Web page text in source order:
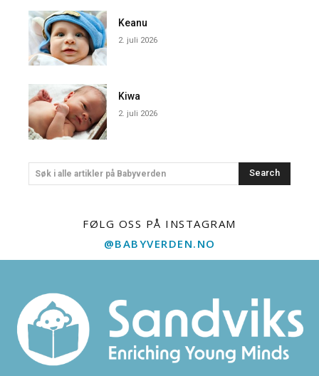
Keanu
2. juli 2026
Kiwa
2. juli 2026
Søk i alle artikler på Babyverden Search
FØLG OSS PÅ INSTAGRAM
@BABYVERDEN.NO